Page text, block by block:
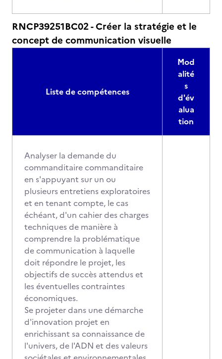
RNCP39251BC02 - Créer la stratégie et le
concept de communication visuelle
Liste de compétences
Mod
alité
s
d'év
alua
tion
Analyser la demande du
commanditaire commanditaire
en s'appuyant sur un ou
plusieurs entretiens exploratoires
et en tenant compte, le cas
échéant, d'un cahier des charges
techniques de manière à
comprendre la problématique
de communication à laquelle
doit répondre le projet, les
objectifs de succès attendus et
les éventuelles contraintes
économiques.
Se projeter dans une démarche
d'innovation projet en
enrichissant sa connaissance de
l'univers, de l'ADN et des valeurs